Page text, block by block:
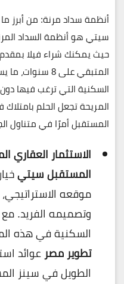
أنظمة سداد مرنة: من أبرز
سيتي هو أنظمة السداد
المتبقي على 8
السكنية التي ترغب فيها
المريحة تجعل الحلم
المستقبلأمرًا في متناول
الاستثمار العقاري
المستقبل سيتي
موقعه
وتصميمه الفريد. مع
السكنية في هذه
تطوير مصرعوائد
الطويل في سينز